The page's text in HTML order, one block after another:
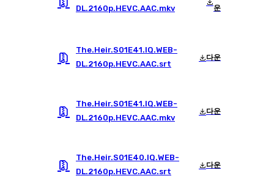
DL.2160p.HEVC.AAC.mkv
운
The.Heir.S01E41.IQ.WEB-
DL.2160p.HEVC.AAC.srt
다운
The.Heir.S01E41.IQ.WEB-
DL.2160p.HEVC.AAC.mkv
다운
The.Heir.S01E40.IQ.WEB-
DL.2160p.HEVC.AAC.srt
다운